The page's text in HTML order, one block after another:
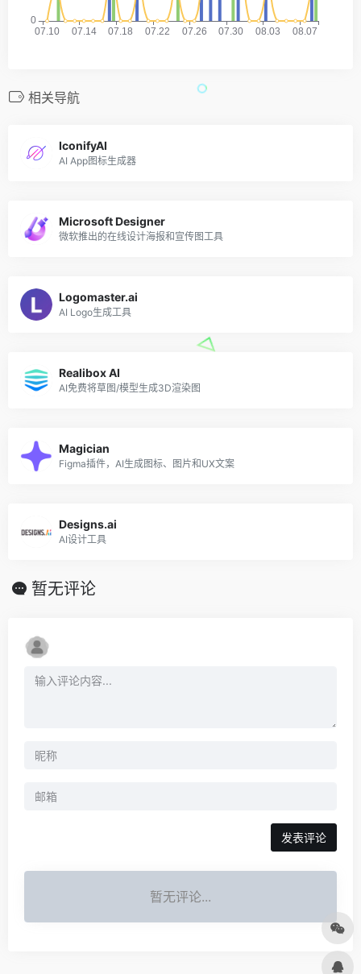
相关导航
IconifyAI
AI App图标生成器
Microsoft Designer
微软推出的在线设计海报和宣传图工具
Logomaster.ai
AI Logo生成工具
Realibox AI
AI免费将草图/模型生成3D渲染图
Magician
Figma插件，AI生成图标、图片和UX文案
Designs.ai
AI设计工具
暂无评论
发表评论
暂无评论...